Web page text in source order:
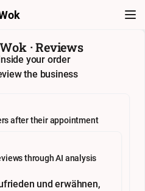
· Reviews
your order
the business
after their appointment
through AI analysis
und erwähnen,